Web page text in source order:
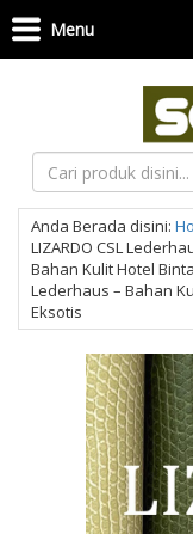
Menu
Anda Berada disini:
LIZARDO CSL
Bahan Kulit Hotel
Lederhaus – Bahan
Eksotis